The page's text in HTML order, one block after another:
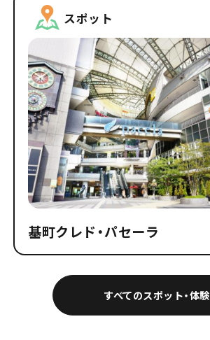
すべてのスポット・体験
スポット
基町クレド・パセーラ